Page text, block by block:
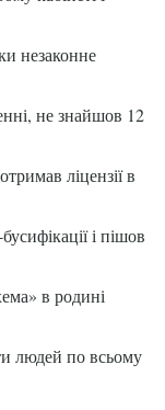
незаконне
не знайшов 12
ліцензії в
і пішов
в родині
людей по всьому